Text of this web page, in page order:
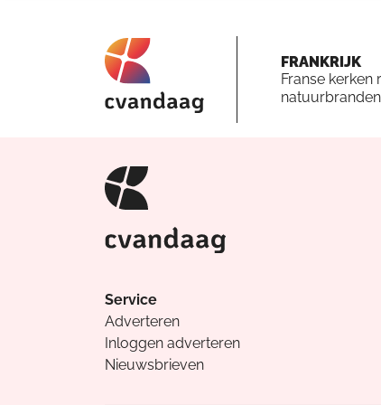
FRANKRIJK
Franse
natuurbranden
Service
Adverteren
Inloggen adverteren
Nieuwsbrieven